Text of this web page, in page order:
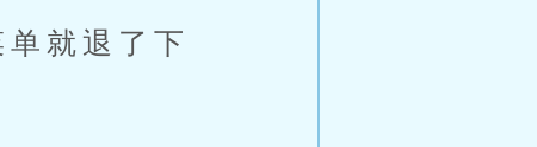
就退了下